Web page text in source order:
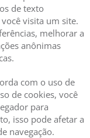
de texto
visita um site.
melhorar a
anônimas
com o uso de
de cookies, você
para
isso pode afetar a
navegação.